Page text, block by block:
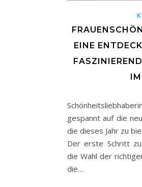
EINE
gespannt auf die
die dieses Jahr zu
Der erste Schritt
die Wahl der
die…